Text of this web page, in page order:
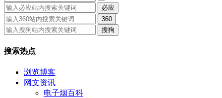
必应
360
搜狗
搜索热点
浏览博客
网文资讯
电子烟百科